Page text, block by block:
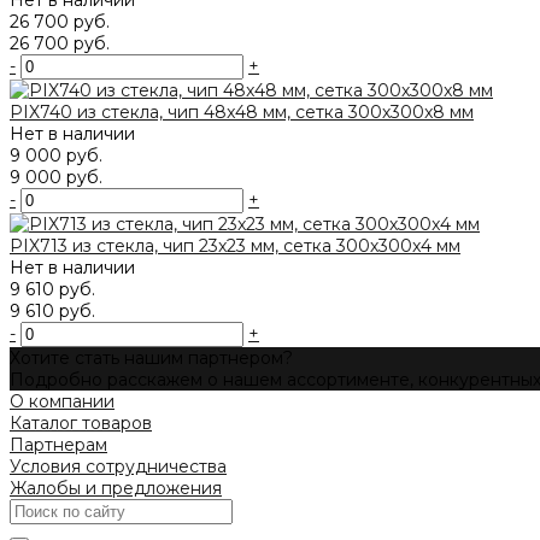
26 700 руб.
26 700 руб.
-
+
PIX740 из стекла, чип 48x48 мм, сетка 300х300x8 мм
Нет в наличии
9 000 руб.
9 000 руб.
-
+
PIX713 из стекла, чип 23x23 мм, сетка 300х300x4 мм
Нет в наличии
9 610 руб.
9 610 руб.
-
+
О компании
Каталог товаров
Партнерам
Условия сотрудничества
Жалобы и предложения